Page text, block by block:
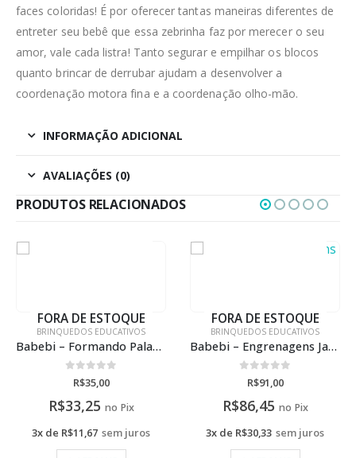
faces coloridas! É por oferecer tantas maneiras diferentes de
entreter seu bebê que essa zebrinha faz por merecer o seu
amor, vale cada listra! Tanto segurar e empilhar os blocos
quanto brincar de derrubar ajudam a desenvolver a
coordenação motora fina e a coordenação olho-mão.
INFORMAÇÃO ADICIONAL
AVALIAÇÕES (0)
PRODUTOS RELACIONADOS
FORA DE ESTOQUE
BRINQUEDOS EDUCATIVOS
Babebi – Engrenagens Jardim Encantado
de 5
R$91,00
R$86,45 no Pix
3x de R$30,33 sem juros
BRINQUEDOS EDUCATIVOS
Babebi – Jogo da Velha Entre Gato e Rato
de 5
R$95,00
R$90,25 no Pix
3x de R$31,67 sem juros